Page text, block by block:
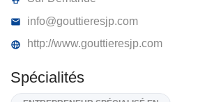
GOUTTIÈRES JP INC
(418) 806 9718